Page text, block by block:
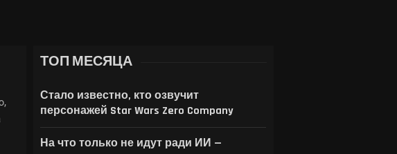
ТОП МЕСЯЦА
Стало известно, кто озвучит
персонажей Star Wars Zero Company
На что только не идут ради ИИ —